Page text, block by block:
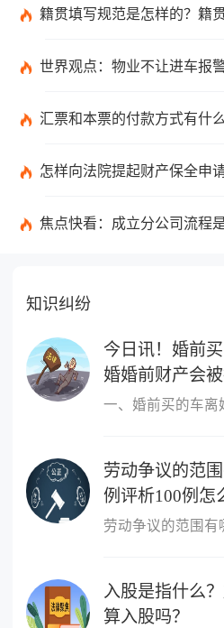
籍贯填写规范是怎样的？籍贯的正确填写规范是
世界观点：物业不让进车报警有用吗？小区不让业主
汇票和本票的付款方式有什么不同？汇票和本票包含的交易数有
怎样向法院提起财产保全申请？起诉离婚能申请财产
焦点快看：成立分公司流程是什么？中华人民共和国公司登记管理
知识纠纷
今日讯！婚前
婚婚前财产会被
劳动争议的范
例评析100例怎
入股是指什么
算入股吗？